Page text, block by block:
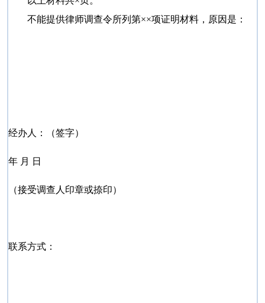
不能提供律师调查令所列第××项证明材料，原因是：
经办人：（签字）
年 月 日
（接受调查人印章或捺印）
联系方式：